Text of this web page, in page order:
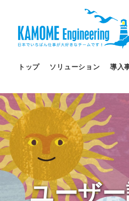
トップ ソリューション 導入
ユーザ